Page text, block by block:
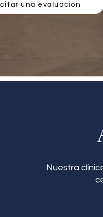
una evaluación
Nuestra